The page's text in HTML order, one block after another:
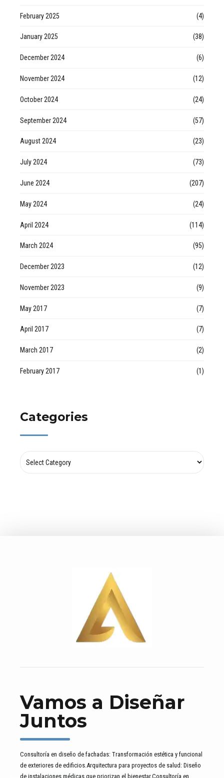
February 2025 (4)
January 2025 (38)
December 2024 (6)
November 2024 (12)
October 2024 (24)
September 2024 (57)
August 2024 (23)
July 2024 (73)
June 2024 (207)
May 2024 (24)
April 2024 (114)
March 2024 (95)
December 2023 (12)
November 2023 (9)
May 2017 (7)
April 2017 (7)
March 2017 (2)
February 2017 (1)
Categories
Vamos a Diseñar
Juntos
Consultoría en diseño de fachadas: Transformación estética y funcional
de exteriores de edificios.Arquitectura para proyectos de salud: Diseño
de instalaciones médicas que priorizan el bienestar.Consultoría en